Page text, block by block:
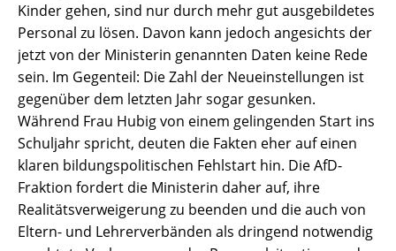
Kinder gehen, sind nur durch mehr gut ausgebildetes
Personal zu lösen. Davon kann jedoch angesichts der
jetzt von der Ministerin genannten Daten keine Rede
sein. Im Gegenteil: Die Zahl der Neueinstellungen ist
gegenüber dem letzten Jahr sogar gesunken.
Während Frau Hubig von einem gelingenden Start ins
Schuljahr spricht, deuten die Fakten eher auf einen
klaren bildungspolitischen Fehlstart hin. Die AfD-
Fraktion fordert die Ministerin daher auf, ihre
Realitätsverweigerung zu beenden und die auch von
Eltern- und Lehrerverbänden als dringend notwendig